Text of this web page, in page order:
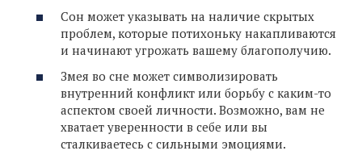
Сон может указывать на наличие скрытых
проблем, которые потихоньку накапливаются
и начинают угрожать вашему благополучию.
Змея во сне может символизировать
внутренний конфликт или борьбу с каким-то
аспектом своей личности. Возможно, вам не
хватает уверенности в себе или вы
сталкиваетесь с сильными эмоциями.